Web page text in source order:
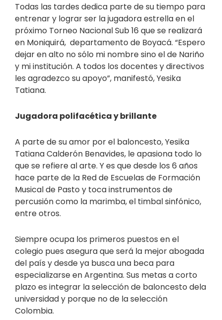
Todas las tardes dedica parte de su tiempo para
entrenar y lograr ser la jugadora estrella en el
próximo Torneo Nacional Sub 16 que se realizará
en Moniquirá, departamento de Boyacá. “Espero
dejar en alto no sólo mi nombre sino el de Nariño
y mi institución. A todos los docentes y directivos
les agradezco su apoyo”, manifestó, Yesika
Tatiana.
Jugadora polifacética y brillante
A parte de su amor por el baloncesto, Yesika
Tatiana Calderón Benavides, le apasiona todo lo
que se refiere al arte. Y es que desde los 6 años
hace parte de la Red de Escuelas de Formación
Musical de Pasto y toca instrumentos de
percusión como la marimba, el timbal sinfónico,
entre otros.
Siempre ocupa los primeros puestos en el
colegio pues asegura que será la mejor abogada
del país y desde ya busca una beca para
especializarse en Argentina. Sus metas a corto
plazo es integrar la selección de baloncesto dela
universidad y porque no de la selección
Colombia.